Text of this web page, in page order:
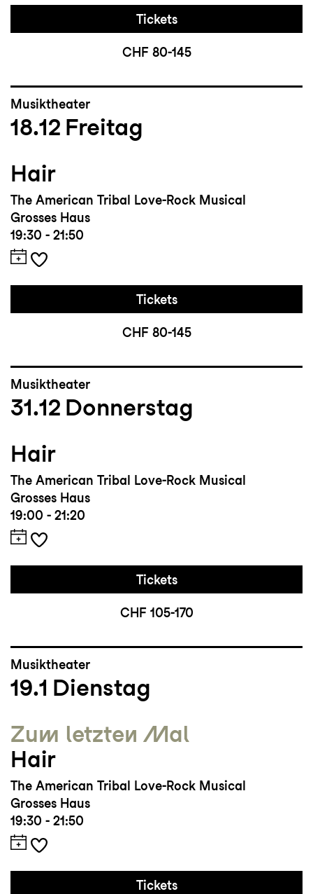
Tickets
CHF 80-145
Musiktheater
18.12 Freitag
Hair
The American Tribal Love-Rock Musical
Grosses Haus
19:30 - 21:50
Tickets
CHF 80-145
Musiktheater
31.12 Donnerstag
Hair
The American Tribal Love-Rock Musical
Grosses Haus
19:00 - 21:20
Tickets
CHF 105-170
Musiktheater
19.1 Dienstag
Zum letzten Mal
Hair
The American Tribal Love-Rock Musical
Grosses Haus
19:30 - 21:50
Tickets